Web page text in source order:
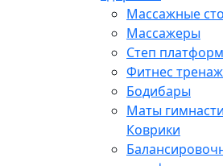
Массажные
Массажеры
Степ
Фитнес
Бодибары
Маты
Коврики